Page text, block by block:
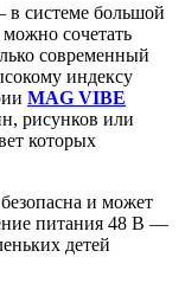
системе большой
сочетать
современный
индексу
MAG VIBE
рисунков или
которых
и может
питания 48 В —
детей